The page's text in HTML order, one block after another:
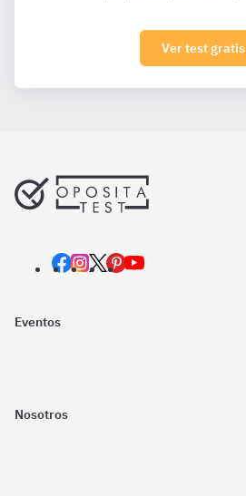
Ver test gratis
Eventos
Nosotros